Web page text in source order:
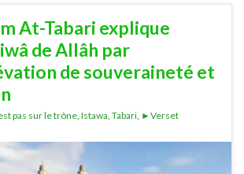
At-Tabari explique
de Allâh par
de souveraineté et
pas sur le trône Istawa Tabari ►Verset